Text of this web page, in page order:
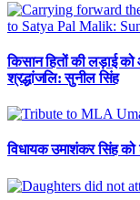
किसान हितों की लड़ाई
श्रद्धांजलि: सुनील सिंह
विधायक उमाशंकर सिंह को